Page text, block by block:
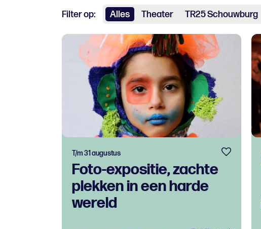
Filter op: Alles Theater TR25 Schouwburg
Foto-expositie, zachte
plekken in een harde
wereld
T/m 31 augustus